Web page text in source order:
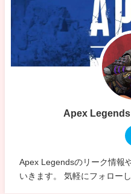
Apex Legends
Apex Legendsのリーク情報
いきます。 気軽にフォローし